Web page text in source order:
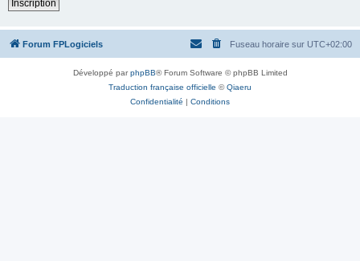
Inscription
Forum FPLogiciels Fuseau horaire sur UTC+02:00
Développé parphpBB® Forum Software © phpBB Limited
Traduction française officielle ©Qiaeru
Confidentialité | Conditions